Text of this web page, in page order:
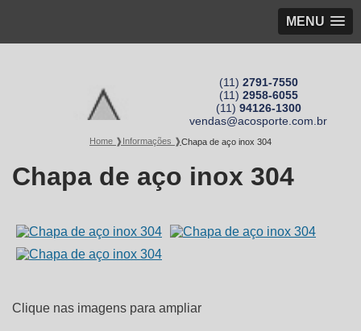
MENU
(11) 2791-7550
(11) 2958-6055
(11) 94126-1300
vendas@acosporte.com.br
Home ❱Informações ❱Chapa de aço inox 304
Chapa de aço inox 304
Clique nas imagens para ampliar